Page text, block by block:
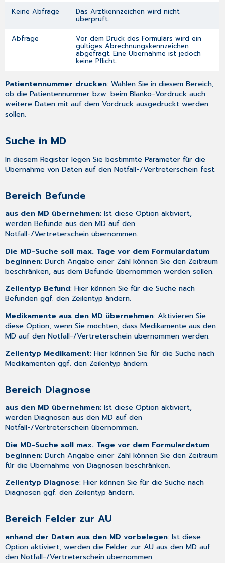
Keine Abfrage Das Arztkennzeichen wird nicht
überprüft.
Abfrage Vor dem Druck des Formulars wird ein
gültiges Abrechnungskennzeichen
abgefragt. Eine Übernahme ist jedoch
keine Pflicht.
Patientennummer drucken: Wählen Sie in diesem Bereich,
ob die Patientennummer bzw. beim Blanko-Vordruck auch
weitere Daten mit auf dem Vordruck ausgedruckt werden
sollen.
Suche in MD
In diesem Register legen Sie bestimmte Parameter für die
Übernahme von Daten auf den Notfall-/Vertreterschein fest.
Bereich Befunde
aus den MD übernehmen: Ist diese Option aktiviert,
werden Befunde aus den MD auf den
Notfall-/Vertreterschein übernommen.
Die MD-Suche soll max. Tage vor dem Formulardatum
beginnen: Durch Angabe einer Zahl können Sie den Zeitraum
beschränken, aus dem Befunde übernommen werden sollen.
Zeilentyp Befund: Hier können Sie für die Suche nach
Befunden ggf. den Zeilentyp ändern.
Medikamente aus den MD übernehmen: Aktivieren Sie
diese Option, wenn Sie möchten, dass Medikamente aus den
MD auf den Notfall-/Vertreterschein übernommen werden.
Zeilentyp Medikament: Hier können Sie für die Suche nach
Medikamenten ggf. den Zeilentyp ändern.
Bereich Diagnose
aus den MD übernehmen: Ist diese Option aktiviert,
werden Diagnosen aus den MD auf den
Notfall-/Vertreterschein übernommen.
Die MD-Suche soll max. Tage vor dem Formulardatum
beginnen: Durch Angabe einer Zahl können Sie den Zeitraum
für die Übernahme von Diagnosen beschränken.
Zeilentyp Diagnose: Hier können Sie für die Suche nach
Diagnosen ggf. den Zeilentyp ändern.
Bereich Felder zur AU
anhand der Daten aus den MD vorbelegen: Ist diese
Option aktiviert, werden die Felder zur AU aus den MD auf
den Notfall-/Vertreterschein übernommen.